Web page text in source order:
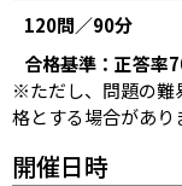
120問／90分
合格基準：正答率
※ただし、問題の難
格とする場合があり
開催日時